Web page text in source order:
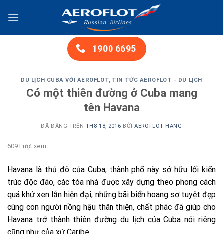
đến
1900 6695
DU LỊCH CUBA VỚI AEROFLOT, TIN TỨC AEROFLOT - DU LỊCH
Có một thiên đường ở Cuba mang
tên Havana
ĐÃ ĐĂNG TRÊN TH8 18, 2016 BỞIAEROFLOT HANG
609 Lượt xem
Havana là thủ đô của Cuba, thành phố này sở hữu lối kiến
trúc độc đáo, các tòa nhà được xây dựng theo phong cách
quá khứ xen lẫn hiện đại, những bãi biển hoang sơ tuyệt đẹp
cùng con người nồng hậu thân thiện, chất phác đã giúp cho
Havana trở thành thiên đường du lịch của Cuba nói riêng
cũng như của xứ Caribe.